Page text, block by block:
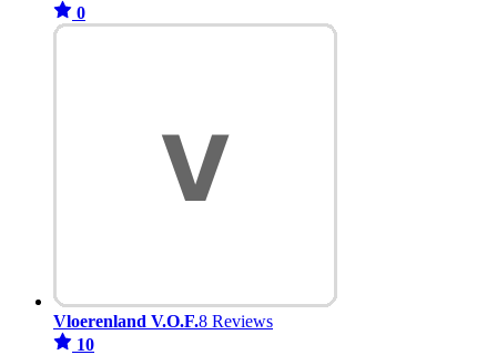
0
Vloerenland V.O.F.8 Reviews
10